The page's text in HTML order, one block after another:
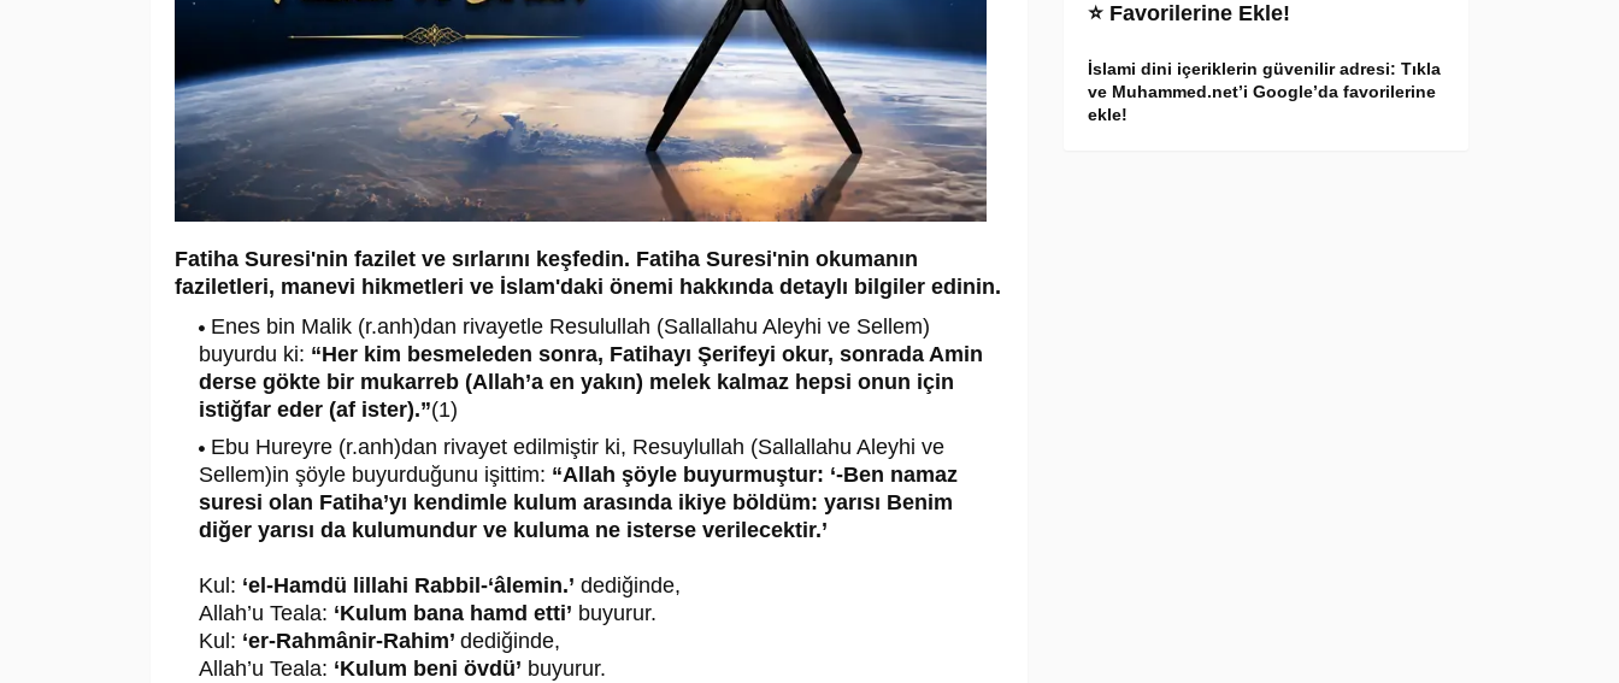
Fatiha Suresi'nin fazilet ve sırlarını keşfedin. Fatiha Suresi'nin okumanın
faziletleri, manevi hikmetleri ve İslam'daki önemi hakkında detaylı bilgiler edinin.
Enes bin Malik (r.anh)dan rivayetle Resulullah (Sallallahu Aleyhi ve Sellem)
buyurdu ki: “Her kim besmeleden sonra, Fatihayı Şerifeyi okur, sonrada Amin
derse gökte bir mukarreb (Allah’a en yakın) melek kalmaz hepsi onun için
istiğfar eder (af ister).”(1)
Ebu Hureyre (r.anh)dan rivayet edilmiştir ki, Resuylullah (Sallallahu Aleyhi ve
Sellem)in şöyle buyurduğunu işittim: “Allah şöyle buyurmuştur: ‘-Ben namaz
suresi olan Fatiha’yı kendimle kulum arasında ikiye böldüm: yarısı Benim
diğer yarısı da kulumundur ve kuluma ne isterse verilecektir.’
Kul: ‘el-Hamdü lillahi Rabbil-‘âlemin.’ dediğinde,
Allah’u Teala: ‘Kulum bana hamd etti’ buyurur.
Kul: ‘er-Rahmânir-Rahim’ dediğinde,
Allah’u Teala: ‘Kulum beni övdü’ buyurur.
⭐ Favorilerine Ekle!
İslami dini içeriklerin güvenilir adresi: Tıkla
ve Muhammed.net’i Google’da favorilerine
ekle!